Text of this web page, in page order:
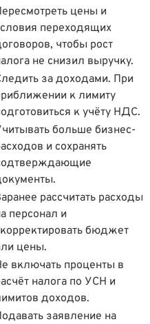
цены и
переходящих
чтобы рост
не снизил выручку.
за доходами. При
к лимиту
к учёту НДС.
больше бизнес-
и сохранять
рассчитать расходы
персонал и
бюджет
цены.
включать проценты в
налога по УСН и
доходов.
заявление на